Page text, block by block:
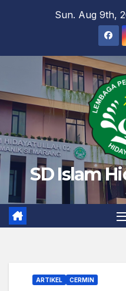
Sun. Aug 9th,
SD Islam
ARTIKEL CERMIN